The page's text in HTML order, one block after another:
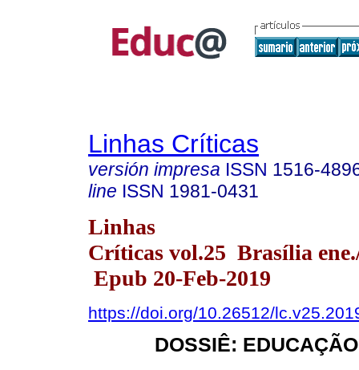
Linhas Críticas
versión impresa ISSN 1516-
line ISSN 1981-0431
Linhas
Críticas vol.25 Brasília
Epub 20-Feb-2019
https://doi.org/10.26512/
DOSSIÊ: